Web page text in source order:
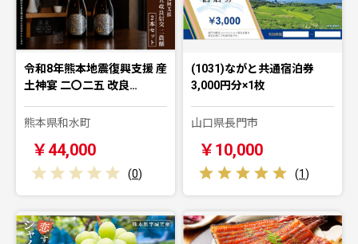
令和8年熊本地震復興支援 産
土神宴 二〇二五 改良…
熊本県和水町
￥44,000
(0)
(1031)ながと共通宿泊券
3,000円分×1枚
山口県長門市
￥10,000
(1)